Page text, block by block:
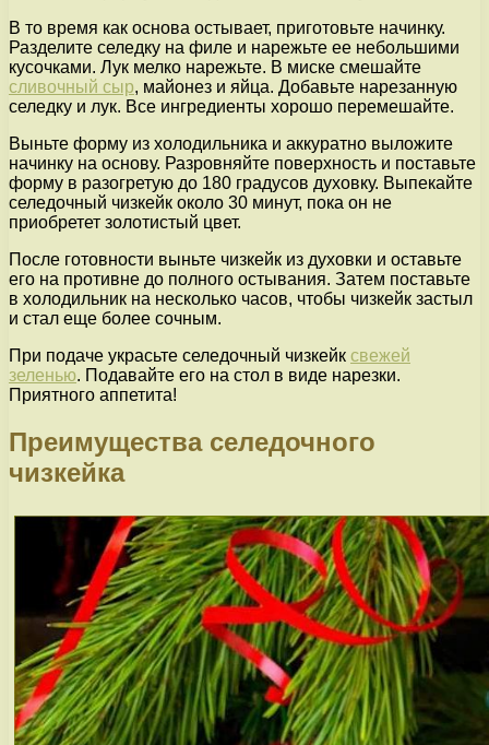
В то время как основа остывает, приготовьте начинку.
Разделите селедку на филе и нарежьте ее небольшими
кусочками. Лук мелко нарежьте. В миске смешайте
сливочный сыр, майонез и яйца. Добавьте нарезанную
селедку и лук. Все ингредиенты хорошо перемешайте.
Выньте форму из холодильника и аккуратно выложите
начинку на основу. Разровняйте поверхность и поставьте
форму в разогретую до 180 градусов духовку. Выпекайте
селедочный чизкейк около 30 минут, пока он не
приобретет золотистый цвет.
После готовности выньте чизкейк из духовки и оставьте
его на противне до полного остывания. Затем поставьте
в холодильник на несколько часов, чтобы чизкейк застыл
и стал еще более сочным.
При подаче украсьте селедочный чизкейк свежей
зеленью. Подавайте его на стол в виде нарезки.
Приятного аппетита!
Преимущества селедочного
чизкейка